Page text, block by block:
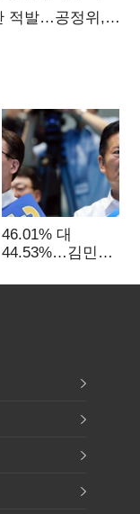
적발…공정위,
46.01% 대
44.53%…김민석·
'초박빙'(종합)